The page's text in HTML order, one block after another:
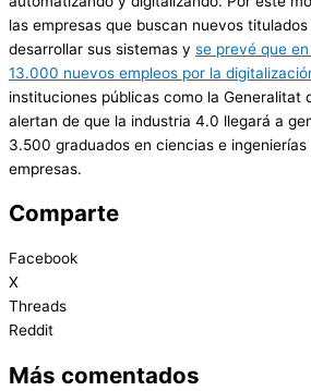
las empresas que buscan nuevos
desarrollar sus sistemas y se prevé que
13.000 nuevos empleos por la
instituciones públicas como la Generalitat
alertan de que la industria 4.0 llegará a
3.500 graduados en ciencias e
empresas.
Comparte
Facebook
X
Threads
Reddit
Más comentados